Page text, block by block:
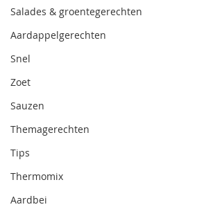
Salades & groentegerechten
Aardappelgerechten
Snel
Zoet
Sauzen
Themagerechten
Tips
Thermomix
Aardbei